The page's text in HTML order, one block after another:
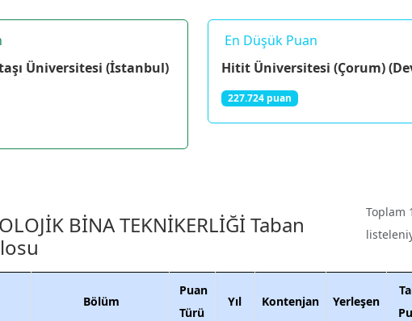
Üniversitesi (İstanbul)
En Düşük Puan
Hitit Üniversitesi (Çorum)
227.724 puan
BİNA TEKNİKERLİĞİ Taban
Toplam
Bölüm
Puan
Türü
Yıl Kontenjan Yerleşen